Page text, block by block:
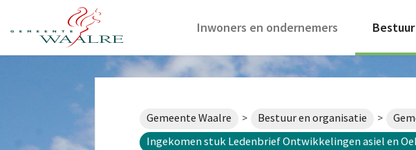
Inwoners en ondernemers
Gemeente Waalre > Bestuur en organisatie >
Ingekomen stuk Ledenbrief Ontwikkelingen asiel en